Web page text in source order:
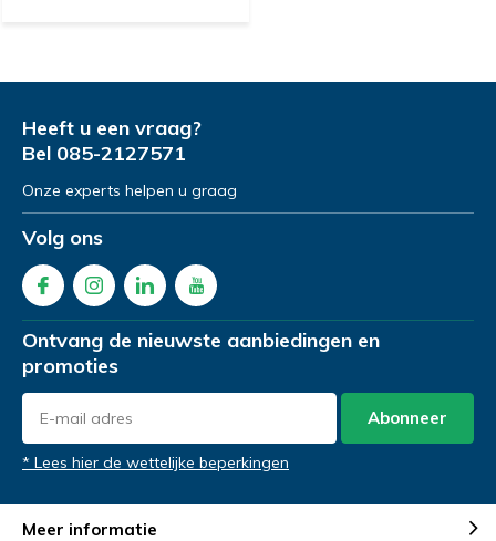
Heeft u een vraag?
Bel 085-2127571
Onze experts helpen u graag
Volg ons
Ontvang de nieuwste aanbiedingen en
promoties
Abonneer
* Lees hier de wettelijke beperkingen
Meer informatie